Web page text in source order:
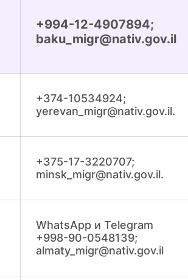
+994-12-4907894;
baku_migr@nativ.gov.il
+374-10534924;
yerevan_migr@nativ.gov.il.
+375-17-3220707;
minsk_migr@nativ.gov.il.
WhatsApp и Telegram
+998-90-0548139;
almaty_migr@nativ.gov.il